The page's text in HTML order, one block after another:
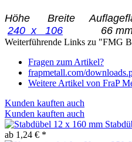
Höhe Breite
240 x 106
66
Weiterführende Links zu "FMG
Fragen zum Artikel?
frapmetall.com/
Weitere Artikel von FraP
Kunden kauften auch
Kunden kauften auch
ab 1,24 € *